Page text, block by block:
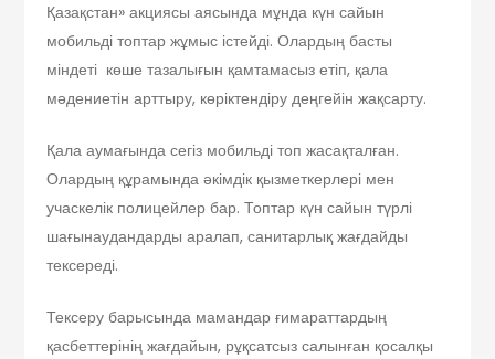
Қазақстан» акциясы аясында мұнда күн сайын
мобильді топтар жұмыс істейді. Олардың басты
міндеті көше тазалығын қамтамасыз етіп, қала
мәдениетін арттыру, көріктендіру деңгейін жақсарту.
Қала аумағында сегіз мобильді топ жасақталған.
Олардың құрамында әкімдік қызметкерлері мен
учаскелік полицейлер бар. Топтар күн сайын түрлі
шағынаудандарды аралап, санитарлық жағдайды
тексереді.
Тексеру барысында мамандар ғимараттардың
қасбеттерінің жағдайын, рұқсатсыз салынған қосалқы